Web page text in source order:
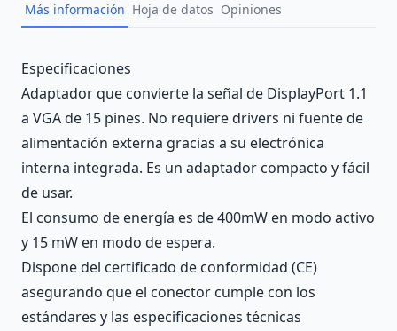
Más información Hoja de datos Opiniones
Description
Especificaciones
Adaptador que convierte la señal de DisplayPort 1.1
a VGA de 15 pines. No requiere drivers ni fuente de
alimentación externa gracias a su electrónica
interna integrada. Es un adaptador compacto y fácil
de usar.
El consumo de energía es de 400mW en modo activo
y 15 mW en modo de espera.
Dispone del certificado de conformidad (CE)
asegurando que el conector cumple con los
estándares y las especificaciones técnicas